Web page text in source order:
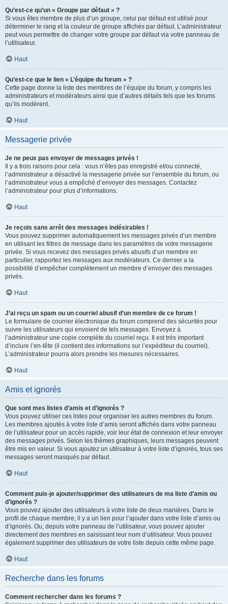
Qu’est-ce qu’un « Groupe par défaut » ?
Si vous êtes membre de plus d’un groupe, celui par défaut est utilisé pour
déterminer le rang et la couleur de groupe affichés par défaut. L’administrateur
peut vous permettre de changer votre groupe par défaut via votre panneau de
l’utilisateur.
Haut
Qu’est-ce que le lien « L’équipe du forum » ?
Cette page donne la liste des membres de l’équipe du forum, y compris les
administrateurs et modérateurs ainsi que d’autres détails tels que les forums
qu’ils modèrent.
Haut
Messagerie privée
Je ne peux pas envoyer de messages privés !
Il y a trois raisons pour cela : vous n’êtes pas enregistré et/ou connecté,
l’administrateur a désactivé la messagerie privée sur l’ensemble du forum, ou
l’administrateur vous a empêché d’envoyer des messages. Contactez
l’administrateur pour plus d’informations.
Haut
Je reçois sans arrêt des messages indésirables !
Vous pouvez supprimer automatiquement les messages privés d’un membre
en utilisant les filtres de message dans les paramètres de votre messagerie
privée. Si vous recevez des messages privés abusifs d’un membre en
particulier, rapportez les messages aux modérateurs. Ce dernier a la
possibilité d’empêcher complètement un membre d’envoyer des messages
privés.
Haut
J’ai reçu un spam ou un courriel abusif d’un membre de ce forum !
Le formulaire de courrier électronique du forum comprend des sécurités pour
suivre les utilisateurs qui envoient de tels messages. Envoyez à
l’administrateur une copie complète du courriel reçu. Il est très important
d’inclure l’en-tête (il contient des informations sur l’expéditeur du courriel).
L’administrateur pourra alors prendre les mesures nécessaires.
Haut
Amis et ignorés
Que sont mes listes d’amis et d’ignorés ?
Vous pouvez utiliser ces listes pour organiser les autres membres du forum.
Les membres ajoutés à votre liste d’amis seront affichés dans votre panneau
de l’utilisateur pour un accès rapide, voir leur état de connexion et leur envoyer
des messages privés. Selon les thèmes graphiques, leurs messages peuvent
être mis en valeur. Si vous ajoutez un utilisateur à votre liste d’ignorés, tous ses
messages seront masqués par défaut.
Haut
Comment puis-je ajouter/supprimer des utilisateurs de ma liste d’amis ou
d’ignorés ?
Vous pouvez ajouter des utilisateurs à votre liste de deux manières. Dans le
profil de chaque membre, il y a un lien pour l’ajouter dans votre liste d’amis ou
d’ignorés. Ou, depuis votre panneau de l’utilisateur, vous pouvez ajouter
directement des membres en saisissant leur nom d’utilisateur. Vous pouvez
également supprimer des utilisateurs de votre liste depuis cette même page.
Haut
Recherche dans les forums
Comment rechercher dans les forums ?